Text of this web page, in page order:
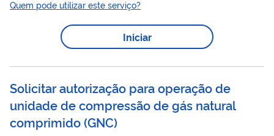
Quem pode utilizar este serviço?
Iniciar
Solicitar autorização para operação de
unidade de compressão de gás natural
comprimido (GNC)